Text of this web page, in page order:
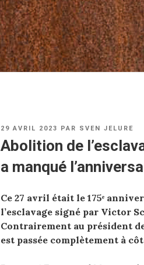
PUBLIÉ
29 AVRIL 2023 PAR SVEN JELURE
Abolition de
a manqué
Ce 27 avril était le 175ᵉ
l’esclavage signé par Victor
Contrairement au président
est passée complètement à